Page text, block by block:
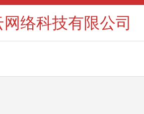
网络科技有限公司